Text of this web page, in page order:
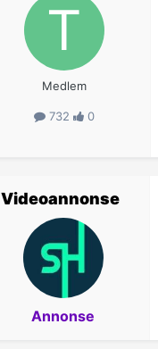
Medlem
732 0
Videoannonse
Annonse